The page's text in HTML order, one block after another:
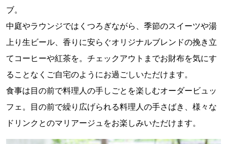
ブ。
中庭やラウンジではくつろぎながら、季節のスイーツや湯
上り生ビール、香りに安らぐオリジナルブレンドの挽き立
てコーヒーや紅茶を。チェックアウトまでお財布を気にす
ることなくご自宅のようにお過ごしいただけます。
食事は目の前で料理人の手しごとを楽しむオーダービュッ
フェ。目の前で繰り広げられる料理人の手さばき、様々な
ドリンクとのマリアージュをお楽しみいただけます。